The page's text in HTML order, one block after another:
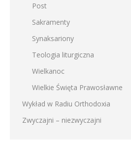
Post
Sakramenty
Synaksariony
Teologia liturgiczna
Wielkanoc
Wielkie Święta Prawosławne
Wykład w Radiu Orthodoxia
Zwyczajni – niezwyczajni